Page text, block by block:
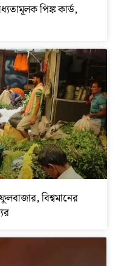
পিঙ্ক কার্ড,
বিশ্বমানের